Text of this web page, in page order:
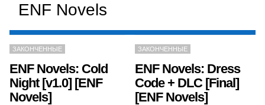
ENF Novels
ЗАКОНЧЕННЫЕ
ENF Novels: Cold
Night [v1.0] [ENF
Novels]
ЗАКОНЧЕННЫЕ
ENF Novels: Dress
Code + DLC [Final]
[ENF Novels]